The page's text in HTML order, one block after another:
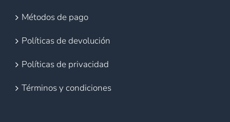
Métodos de pago
Políticas de devolución
Políticas de privacidad
Términos y condiciones